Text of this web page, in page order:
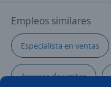
Empleos similares
Especialista en ventas
Asesora de ventas